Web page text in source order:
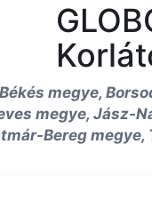
megye,
megye, Jász-
Bereg